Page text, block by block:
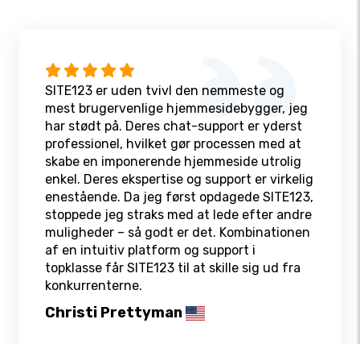
SITE123 er uden tvivl den nemmeste og
mest brugervenlige hjemmesidebygger, jeg
har stødt på. Deres chat-support er yderst
professionel, hvilket gør processen med at
skabe en imponerende hjemmeside utrolig
enkel. Deres ekspertise og support er virkelig
enestående. Da jeg først opdagede SITE123,
stoppede jeg straks med at lede efter andre
muligheder – så godt er det. Kombinationen
af en intuitiv platform og support i
topklasse får SITE123 til at skille sig ud fra
konkurrenterne.
Christi Prettyman